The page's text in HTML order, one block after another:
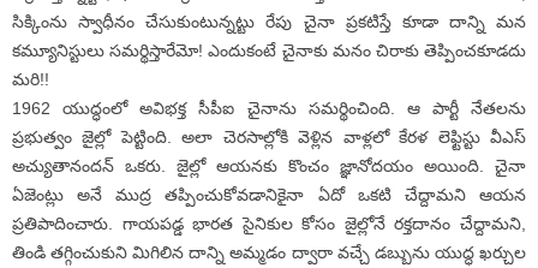
సిక్కింను స్వాధీనం చేసుకుంటున్నట్టు రేపు చైనా ప్రకటిస్తే కూడా దాన్ని మన
కమ్యూనిస్టులు సమర్థిస్తారేమో! ఎందుకంటే చైనాకు మనం చిరాకు తెప్పించకూడదు
మరి!!
1962 యుద్ధంలో అవిభక్త సీపీఐ చైనాను సమర్థించింది. ఆ పార్టీ నేతలను
ప్రభుత్వం జైల్లో పెట్టింది. అలా చెరసాల్లోకి వెళ్లిన వాళ్లలో కేరళ లెఫ్టిస్టు వీఎస్‌
అచ్యుతానందన్‌ ఒకరు. జైల్లో ఆయనకు కొంచం జ్ఞానోదయం అయింది. చైనా
ఏజెంట్లు అనే ముద్ర తప్పించుకోవడానికైనా ఏదో ఒకటి చేద్దామని ఆయన
ప్రతిపాదించారు. గాయపడ్డ భారత సైనికుల కోసం జైల్లోనే రక్తదానం చేద్దామని,
తిండి తగ్గించుకుని మిగిలిన దాన్ని అమ్మడం ద్వారా వచ్చే డబ్బును యుద్ధ ఖర్చుల